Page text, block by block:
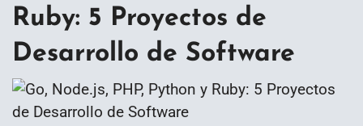
Ruby: 5 Proyectos de
Desarrollo de Software